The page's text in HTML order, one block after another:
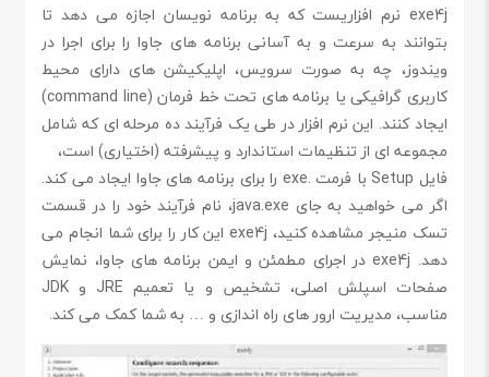
exe4j نرم افزاریست که به برنامه نویسان اجازه می دهد تا
بتوانند به سرعت و به آسانی برنامه های جاوا را برای اجرا در
ویندوز، چه به صورت سرویس، اپلیکیشن های دارای محیط
کاربری گرافیکی یا برنامه های تحت خط فرمان (command line)
ایجاد کنند. این نرم افزار در طی یک فرآیند ده مرحله ای که شامل
مجموعه ای از تنظیمات استاندارد و پیشرفته (اختیاری) است،
فایل Setup با فرمت .exe را برای برنامه های جاوا ایجاد می کند.
اگر می خواهید به جای java.exe، نام فرآیند خود را در قسمت
تسک منیجر مشاهده کنید، exe4j این کار را برای شما انجام می
دهد. exe4j در اجرای مطمئن و ایمن برنامه های جاوا، نمایش
صفحات اسپلش اصلی، تشخیص و یا تعمیم JRE و JDK
مناسب، مدیریت ارور های راه اندازی و … به شما کمک می کند.